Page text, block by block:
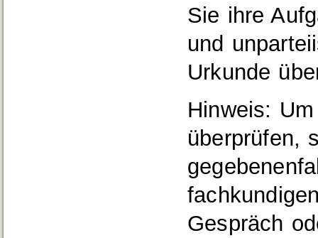
Sie ihre
und
Urkunde
Hinweis:
überprüfen,
Gespräch